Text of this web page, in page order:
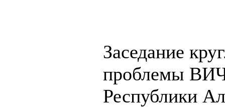
Заседание
проблемы
Республики